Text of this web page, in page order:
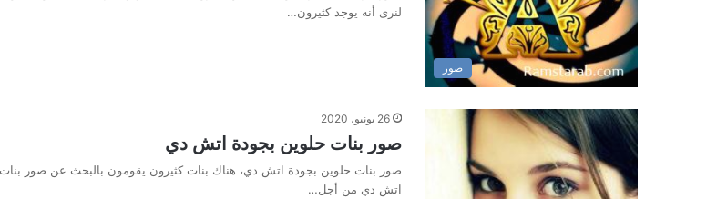
صور
لنرى أنه يوجد كثيرون…
26 يونيو، 2020
صور بنات حلوين بجودة اتش دي
صور بنات حلوين بجودة اتش دي، هناك بنات كثيرون يقومون بالبحث عن صور
اتش دي من أجل…